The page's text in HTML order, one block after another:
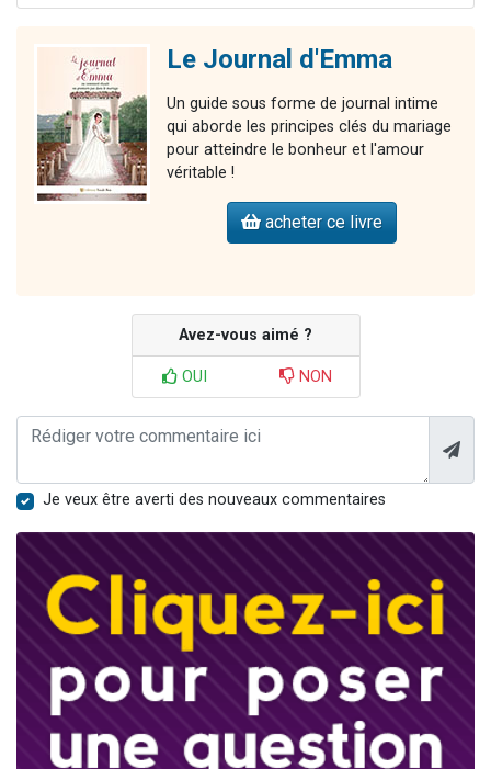
Le Journal d'Emma
Un guide sous forme de journal intime
qui aborde les principes clés du mariage
pour atteindre le bonheur et l'amour
véritable !
acheter ce livre
Avez-vous aimé ?
OUI NON
Je veux être averti des nouveaux commentaires